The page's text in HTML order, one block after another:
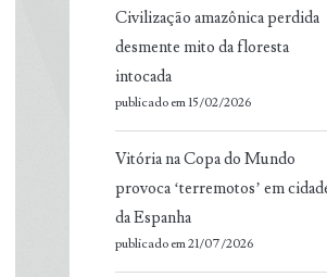
Civilização amazônica perdida
desmente mito da floresta
intocada
publicado em 15/02/2026
Vitória na Copa do Mundo
provoca ‘terremotos’ em
da Espanha
publicado em 21/07/2026